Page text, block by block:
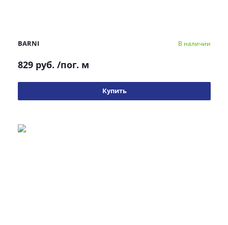
BARNI В наличии
829 руб. /пог. м
Купить